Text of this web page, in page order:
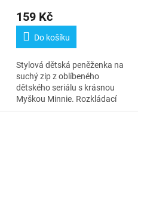
159 Kč
Do košíku
Stylová dětská peněženka na
suchý zip z oblíbeného
dětského seriálu s krásnou
Myškou Minnie. Rozkládací
peněženka s...